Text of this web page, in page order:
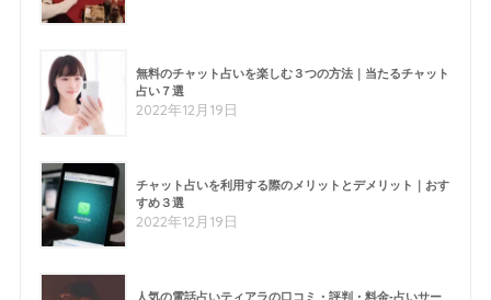
無料のチャット占いを楽しむ３つの方法｜当たるチャット
占い７選
2022年12月19日
チャット占いを利用する際のメリットとデメリット｜おす
すめ３選
2022年12月19日
人気の電話占いティアラの口コミ・評判・料金-占いサー